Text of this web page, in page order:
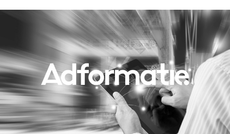
Menu
Home
9 sept: GenAI-training
12 nov: MarketingLive!
Adverteren